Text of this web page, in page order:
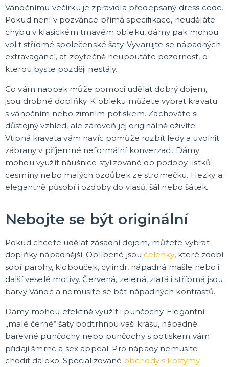
HAVAJSKÉ KOSTÝMY, KOŠILE A DEKORACE
Havajské kostýmy
Havajské doplňky
Havajské věnce
Havajské sukně
Havajské košile
Havajské šortky
Tiki keramika
DALŠÍ KATEGORIE
KARNEVALOVÉ A PÁRTY KLOBOUKY
Sombréra, cylindry a párty kloubouky
Helmy a čepice
ORIGINÁLNÍ DÁRKY
Vtipné zástěry
Polštáře
Vtipné trička
Pro muže
Pro ženy
Vtipné cedulky
Vtipné hrnečky
Dárková keramika
Vtipné průkazy a pokuty
Pivní kosmetika, dárková balení
Vtipné placky
Vtipné rostoucí figurky
Magické mentolky
Společenské i lechtivé hry
Přáníčka a hrací přání
DALŠÍ KATEGORIE
Kanadské žertíky
Zvířátka a havěť
Vtipné dekorace
DALŠÍ KATEGORIE
MIKULÁŠSKÉ A VÁNOČNÍ KOSTÝMY I DOPLŇKY
Santa Claus, Vánoce
Vše pro anděla
Mikuláš
DALŠÍ KATEGORIE
ROZLUČKA SE SVOBODOU
Pro nevěstu
Vánočnímu večírku je zpravidla předepsaný dress code.
Pokud není v pozvánce přímá specifikace, neuděláte
chybu v klasickém tmavém obleku, dámy pak mohou
volit střídmé společenské šaty. Vyvarujte se nápadných
extravagancí, ať zbytečně neupoutáte pozornost, o
kterou byste později nestály.
Co vám naopak může pomoci udělat dobrý dojem,
jsou drobné doplňky. K obleku můžete vybrat kravatu
s vánočním nebo zimním potiskem. Zachováte si
důstojný vzhled, ale zároveň jej originálně oživíte.
Vtipná kravata vám navíc pomůže rozbít ledy a uvolnit
zábrany v příjemné neformální konverzaci. Dámy
mohou využít náušnice stylizované do podoby lístků
cesmíny nebo malých ozdůbek ze stromečku. Hezky a
elegantně působí i ozdoby do vlasů, šál nebo šátek.
Nebojte se být originální
Pokud chcete udělat zásadní dojem, můžete vybrat
doplňky nápadnější. Oblíbené jsoučelenky, které zdobí
sobí parohy, klobouček, cylindr, nápadná mašle nebo i
další veselé motivy. Červená, zelená, zlatá i stříbrná jsou
barvy Vánoc a nemusíte se bát nápadných kontrastů.
Dámy mohou efektně využít i punčochy. Elegantní
„malé černé“ šaty podtrhnou vaši krásu, nápadné
barevné punčochy nebo punčochy s potiskem vám
přidají šmrnc a sex appeal. Pro nápady nemusíte
chodit daleko. Specializované obchody s kostýmy